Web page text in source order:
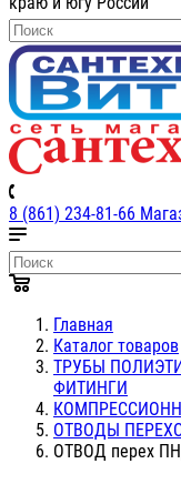
8 (861) 234-81-66
Главная
Каталог товаров
ТРУБЫ
ФИТИНГИ
ОТВОДЫ
ОТВОД перех